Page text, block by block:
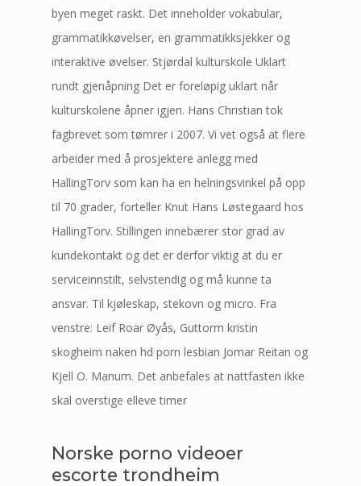
byen meget raskt. Det inneholder vokabular,
grammatikkøvelser, en grammatikksjekker og
interaktive øvelser. Stjørdal kulturskole Uklart
rundt gjenåpning Det er foreløpig uklart når
kulturskolene åpner igjen. Hans Christian tok
fagbrevet som tømrer i 2007. Vi vet også at flere
arbeider med å prosjektere anlegg med
HallingTorv som kan ha en helningsvinkel på opp
til 70 grader, forteller Knut Hans Løstegaard hos
HallingTorv. Stillingen innebærer stor grad av
kundekontakt og det er derfor viktig at du er
serviceinnstilt, selvstendig og må kunne ta
ansvar. Til kjøleskap, stekovn og micro. Fra
venstre: Leif Roar Øyås, Guttorm kristin
skogheim naken hd porn lesbian Jomar Reitan og
Kjell O. Manum. Det anbefales at nattfasten ikke
skal overstige elleve timer
Norske porno videoer
escorte trondheim